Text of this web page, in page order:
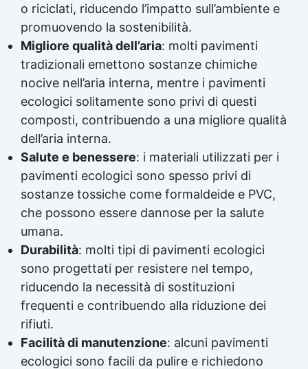
o riciclati, riducendo l’impatto sull’ambiente e
promuovendo la sostenibilità.
Migliore qualità dell’aria: molti pavimenti
tradizionali emettono sostanze chimiche
nocive nell’aria interna, mentre i pavimenti
ecologici solitamente sono privi di questi
composti, contribuendo a una migliore qualità
dell’aria interna.
Salute e benessere: i materiali utilizzati per i
pavimenti ecologici sono spesso privi di
sostanze tossiche come formaldeide e PVC,
che possono essere dannose per la salute
umana.
Durabilità: molti tipi di pavimenti ecologici
sono progettati per resistere nel tempo,
riducendo la necessità di sostituzioni
frequenti e contribuendo alla riduzione dei
rifiuti.
Facilità di manutenzione: alcuni pavimenti
ecologici sono facili da pulire e richiedono